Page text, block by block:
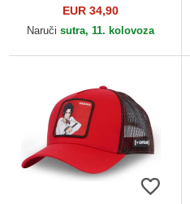
zavođenja Naruto Capslab
EUR 34,90
Naruči sutra, 11. kolovoza